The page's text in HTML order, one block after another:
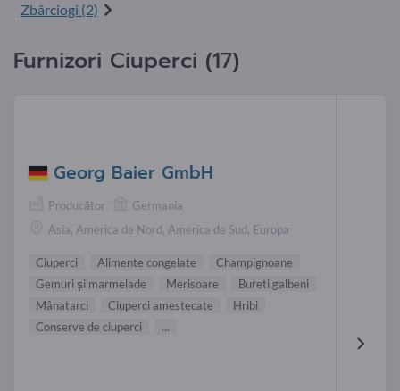
Zbârciogi (2)
Furnizori Ciuperci (17)
Georg Baier GmbH
Producător
Germania
Asia, America de Nord, America de Sud, Europa
Ciuperci Alimente congelate
Champignoane
Gemuri şi marmelade
Merisoare
Bureti galbeni
Mânatarci
Ciuperci amestecate
Hribi
Conserve de ciuperci
...